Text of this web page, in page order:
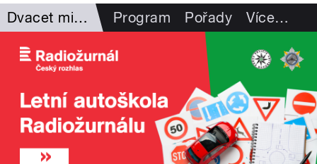
Dvacet minut Radiožurnálu Program Pořady Více…